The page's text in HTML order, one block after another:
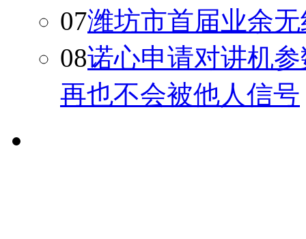
07潍坊市首届业余
08诺心申请对讲机
再也不会被他人信号